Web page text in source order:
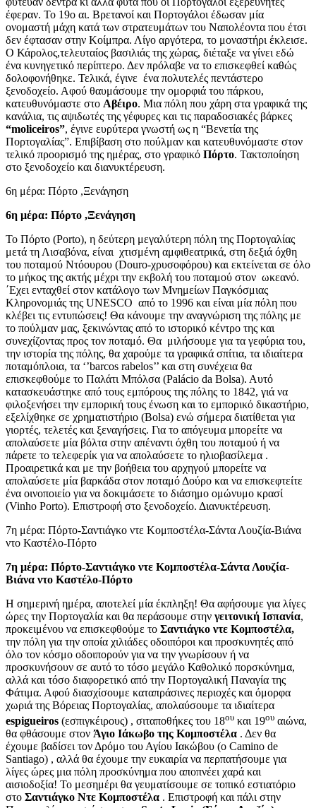
έφεραν. Το 19ο αι. Βρετανοί και Πορτογάλοι έδωσαν μία
ονομαστή μάχη κατά των στρατευμάτων του Ναπολέοντα που έτσι
δεν έφτασαν στην Κοίμπρα. Λίγο αργότερα, το μοναστήρι έκλεισε.
Ο Κάρολος,τελευταίος βασιλιάς της χώρας, διέταξε να γίνει εδώ
ένα κυνηγετικό περίπτερο. Δεν πρόλαβε να το επισκεφθεί καθώς
δολοφονήθηκε. Τελικά, έγινε ένα πολυτελές πεντάστερο
ξενοδοχείο. Αφού θαυμάσουμε την ομορφιά του πάρκου,
κατευθυνόμαστε στο Αβέιρο. Μια πόλη που χάρη στα γραφικά της
κανάλια, τις αψιδωτές της γέφυρες και τις παραδοσιακές βάρκες
“moliceiros”, έγινε ευρύτερα γνωστή ως η “Βενετία της
Πορτογαλίας”. Επιβίβαση στο πούλμαν και κατευθυνόμαστε στον
τελικό προορισμό της ημέρας, στο γραφικό Πόρτο. Τακτοποίηση
στο ξενοδοχείο και διανυκτέρευση.
6η μέρα: Πόρτο ,Ξενάγηση
6η μέρα: Πόρτο ,Ξενάγηση
Το Πόρτο (Porto), η δεύτερη μεγαλύτερη πόλη της Πορτογαλίας
μετά τη Λισαβόνα, είναι χτισμένη αμφιθεατρικά, στη δεξιά όχθη
του ποταμού Ντόουρου (Douro-χρυσοφόρου) και εκτείνεται σε όλο
το μήκος της ακτής μέχρι την εκβολή του ποταμού στον ωκεανό.
΄Εχει ενταχθεί στον κατάλογο των Μνημείων Παγκόσμιας
Κληρονομιάς της UNESCO από το 1996 και είναι μία πόλη που
κλέβει τις εντυπώσεις! Θα κάνουμε την αναγνώριση της πόλης με
το πούλμαν μας, ξεκινώντας από το ιστορικό κέντρο της και
συνεχίζοντας προς τον ποταμό. Θα μιλήσουμε για τα γεφύρια του,
την ιστορία της πόλης, θα χαρούμε τα γραφικά σπίτια, τα ιδιαίτερα
ποταμόπλοια, τα ‘’barcos rabelos’’ και στη συνέχεια θα
επισκεφθούμε το Παλάτι Μπόλσα (Palácio da Bolsa). Αυτό
κατασκευάστηκε από τους εμπόρους της πόλης το 1842, γιά να
φιλοξενήσει την εμπορική τους ένωση και το εμπορικό δικαστήριο,
εξελίχθηκε σε χρηματιστήριο (Bolsa) ενώ σήμερα διατίθεται για
γιορτές, τελετές και ξεναγήσεις. Για το απόγευμα μπορείτε να
απολαύσετε μία βόλτα στην απέναντι όχθη του ποταμού ή να
πάρετε το τελεφερίκ για να απολαύσετε το ηλιοβασίλεμα .
Προαιρετικά και με την βοήθεια του αρχηγού μπορείτε να
απολαύσετε μία βαρκάδα στον ποταμό Δούρο και να επισκεφτείτε
ένα οινοποιείο για να δοκιμάσετε το διάσημο ομώνυμο κρασί
(Vinho Porto). Επιστροφή στο ξενοδοχείο. Διανυκτέρευση.
7η μέρα: Πόρτο-Σαντιάγκο ντε Κομποστέλα-Σάντα Λουζία-Βιάνα
ντο Καστέλο-Πόρτο
7η μέρα: Πόρτο-Σαντιάγκο ντε Κομποστέλα-Σάντα Λουζία-
Βιάνα ντο Καστέλο-Πόρτο
Η σημερινή ημέρα, αποτελεί μία έκπληξη! Θα αφήσουμε για λίγες
ώρες την Πορτογαλία και θα περάσουμε στην γειτονική Ισπανία,
προκειμένου να επισκεφθούμε το Σαντιάγκο ντε Κομποστέλα,
την πόλη για την οποία χιλιάδες οδοιπόροι και προσκυνητές από
όλο τον κόσμο οδοιπορούν για να την γνωρίσουν ή να
προσκυνήσουν σε αυτό το τόσο μεγάλο Καθολικό πορσκύνημα,
αλλά και τόσο διαφορετικό από την Πορτογαλική Παναγία της
Φάτιμα. Αφού διασχίσουμε καταπράσινες περιοχές και όμορφα
χωριά της Βόρειας Πορτογαλίας, απολαύσουμε τα ιδιαίτερα
espigueiros (εσπιγκέιρους) , σιταποθήκες του 18ου και 19ου αιώνα,
θα φθάσουμε στον Άγιο Ιάκωβο της Κομποστέλα . Δεν θα
έχουμε βαδίσει τον Δρόμο του Αγίου Ιακώβου (o Camino de
Santiago) , αλλά θα έχουμε την ευκαιρία να περπατήσουμε για
λίγες ώρες μια πόλη προσκύνημα που αποπνέει χαρά και
αισιοδοξία! Το μεσημέρι θα γευματίσουμε σε τοπικό εστιατόριο
στο Σαντιάγκο Ντε Κομποστέλα . Επιστροφή και πάλι στην